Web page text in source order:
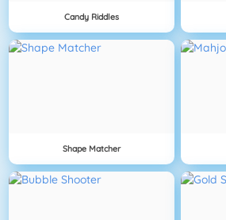
Candy Riddles
Shape Matcher